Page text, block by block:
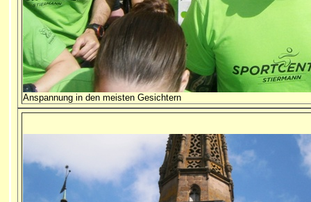
Anspannung in den meisten Gesichtern